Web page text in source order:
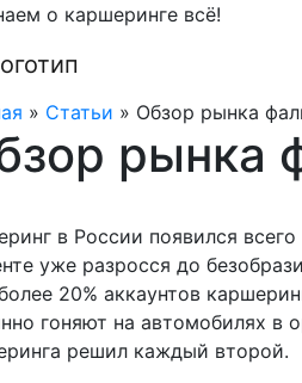
о каршеринге всё!
» Статьи » Обзор рынка
рынка
в России появился
уже разросся до
20% аккаунтов
гоняют на автомобилях в
решил каждый второй.